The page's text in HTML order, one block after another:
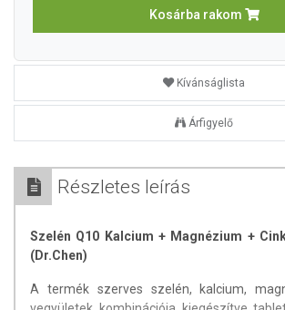
Kosárba rakom
Kívánságlista
Árfigyelő
Részletes leírás
Szelén Q10 Kalcium + Magnézium +
(Dr.Chen)
A termék szerves szelén, kalcium,